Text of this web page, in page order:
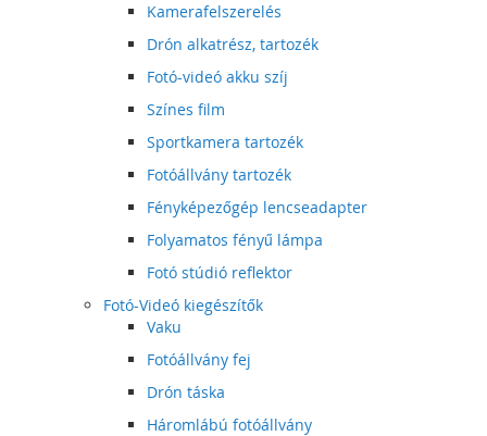
Kamerafelszerelés
Drón alkatrész, tartozék
Fotó-videó akku szíj
Színes film
Sportkamera tartozék
Fotóállvány tartozék
Fényképezőgép lencseadapter
Folyamatos fényű lámpa
Fotó stúdió reflektor
Fotó-Videó kiegészítők
Vaku
Fotóállvány fej
Drón táska
Háromlábú fotóállvány